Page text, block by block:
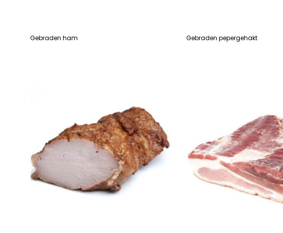
Gebraden ham Gebraden pepergehakt